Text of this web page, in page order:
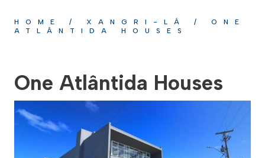
HOME / XANGRI-LÁ / ONE
ATLÂNTIDA HOUSES
One Atlântida Houses